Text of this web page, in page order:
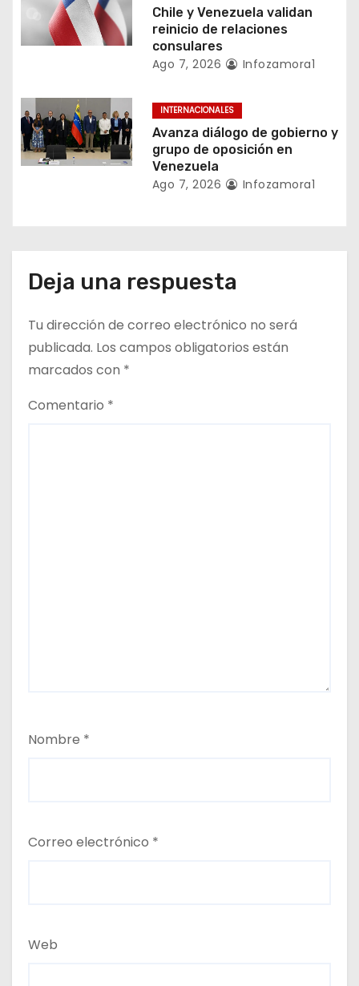
t
r
d
a
Chile y Venezuela validan
reinicio de relaciones
consulares
Ago 7, 2026 Infozamora1
INTERNACIONALES
Avanza diálogo de gobierno y
grupo de oposición en
Venezuela
Ago 7, 2026 Infozamora1
Deja una respuesta
Tu dirección de correo electrónico no será
publicada. Los campos obligatorios están
marcados con *
Comentario *
Nombre *
Correo electrónico *
Web